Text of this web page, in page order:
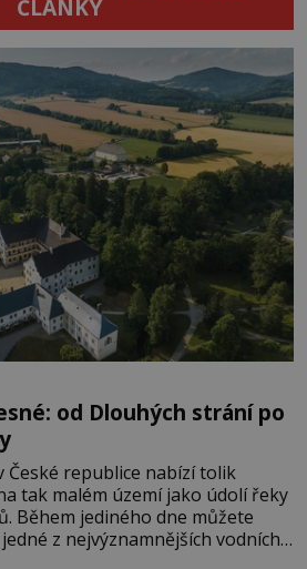
ČLÁNKY
od Dlouhých strání po
České republice nabízí tolik
tak malém území jako údolí řeky
Během jediného dne můžete
z nejvýznamnějších vodních